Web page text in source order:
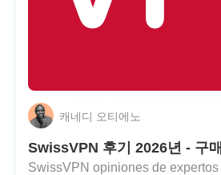
캐네디 오티에노
SwissVPN 후기 2026년 - 구
SwissVPN opiniones de